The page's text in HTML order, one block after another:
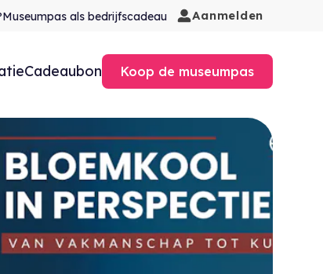
Museumpas als bedrijfscadeau Aanmelden
Cadeaubon Koop de museumpas